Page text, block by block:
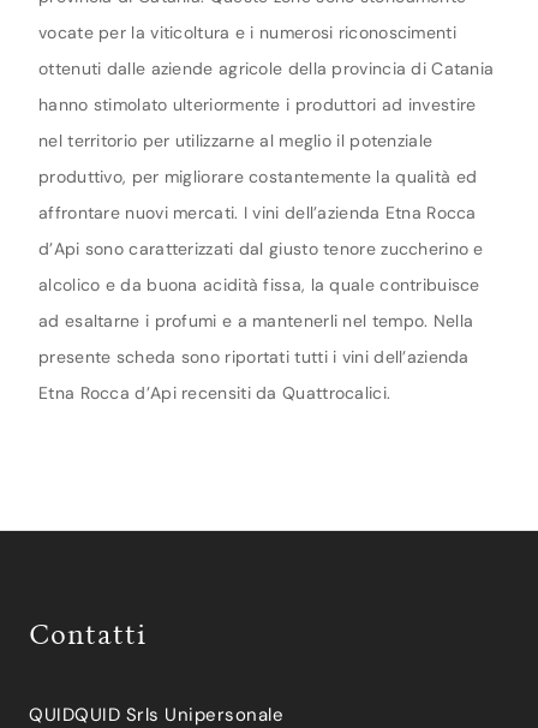
vocate per la viticoltura e i numerosi riconoscimenti
ottenuti dalle aziende agricole della provincia di Catania
hanno stimolato ulteriormente i produttori ad investire
nel territorio per utilizzarne al meglio il potenziale
produttivo, per migliorare costantemente la qualità ed
affrontare nuovi mercati. I vini dell’azienda Etna Rocca
d’Api sono caratterizzati dal giusto tenore zuccherino e
alcolico e da buona acidità fissa, la quale contribuisce
ad esaltarne i profumi e a mantenerli nel tempo. Nella
presente scheda sono riportati tutti i vini dell’azienda
Etna Rocca d’Api recensiti da Quattrocalici.
Contatti
QUIDQUID Srls Unipersonale